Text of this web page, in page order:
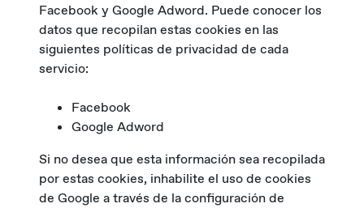
Facebook y Google Adword. Puede conocer los
datos que recopilan estas cookies en las
siguientes políticas de privacidad de cada
servicio:
Facebook
Google Adword
Si no desea que esta información sea recopilada
por estas cookies, inhabilite el uso de cookies
de Google a través de la configuración de